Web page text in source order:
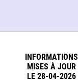
INFORMATIONS
MISES À JOUR
LE 28-04-2026